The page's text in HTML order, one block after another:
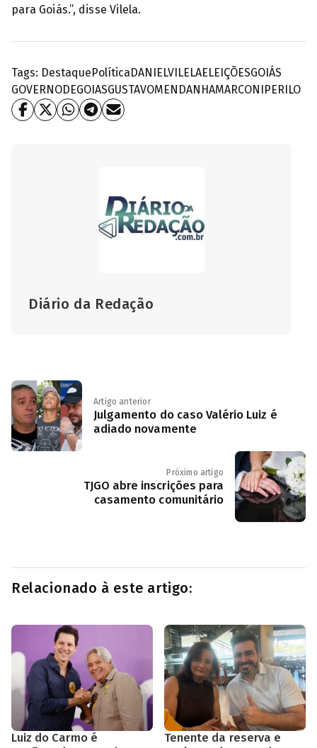
para Goiás.”, disse Vilela.
Tags: DestaquePolíticaDANIELVILELAELEIÇÕESGOIÁS
GOVERNODEGOIASGUSTAVOMENDANHAMARCONIPERILO
Diário da Redação
Artigo anterior
Julgamento do caso Valério Luiz é
adiado novamente
Próximo artigo
TJGO abre inscrições para
casamento comunitário
Relacionado à este artigo:
Luiz do Carmo é
Tenente da reserva e